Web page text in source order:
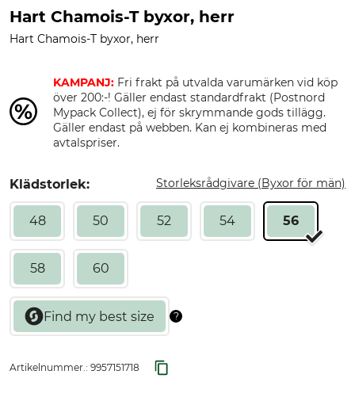
Hart Chamois-T byxor, herr
Hart Chamois-T byxor, herr
KAMPANJ: Fri frakt på utvalda varumärken vid köp
över 200:-! Gäller endast standardfrakt (Postnord
Mypack Collect), ej för skrymmande gods tillägg.
Gäller endast på webben. Kan ej kombineras med
avtalspriser.
Klädstorlek: Storleksrådgivare (Byxor för män)
48 50 52 54 56
58 60
Artikelnummer.: 9957151718